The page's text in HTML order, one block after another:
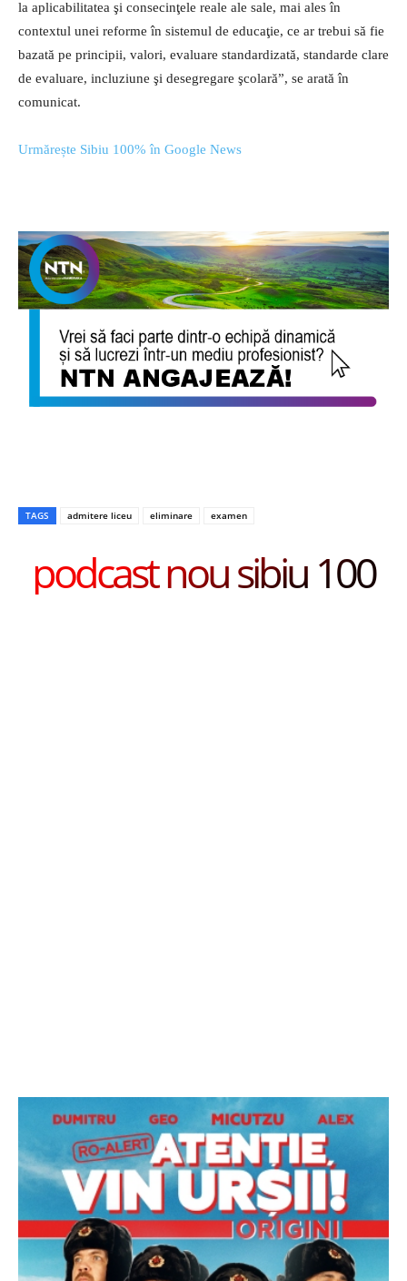
la aplicabilitatea şi consecinţele reale ale sale, mai ales în
contextul unei reforme în sistemul de educaţie, ce ar trebui să fie
bazată pe principii, valori, evaluare standardizată, standarde clare
de evaluare, incluziune şi desegregare şcolară”, se arată în
comunicat.
Urmărește Sibiu 100% în Google News
TAGS admitere liceu eliminare examen
podcast nou sibiu 100